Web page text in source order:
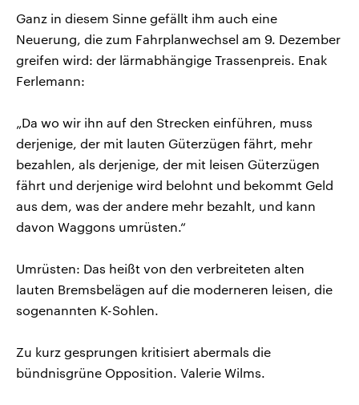
Ganz in diesem Sinne gefällt ihm auch eine
Neuerung, die zum Fahrplanwechsel am 9. Dezember
greifen wird: der lärmabhängige Trassenpreis. Enak
Ferlemann:
„Da wo wir ihn auf den Strecken einführen, muss
derjenige, der mit lauten Güterzügen fährt, mehr
bezahlen, als derjenige, der mit leisen Güterzügen
fährt und derjenige wird belohnt und bekommt Geld
aus dem, was der andere mehr bezahlt, und kann
davon Waggons umrüsten.“
Umrüsten: Das heißt von den verbreiteten alten
lauten Bremsbelägen auf die moderneren leisen, die
sogenannten K-Sohlen.
Zu kurz gesprungen kritisiert abermals die
bündnisgrüne Opposition. Valerie Wilms.